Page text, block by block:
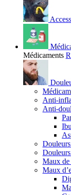
Médicaments
Anti-
Anti-
Maux de
Maux